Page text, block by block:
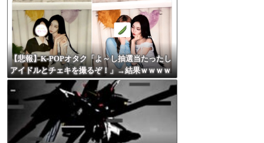
【悲報】K-POPオタク「よ～し抽選当たったし
アイドルとチェキを撮るぞ！」→結果ｗｗｗｗ